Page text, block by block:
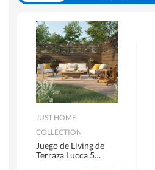
JUST HOME
COLLECTION
Juego de Living de
Terraza Lucca 5